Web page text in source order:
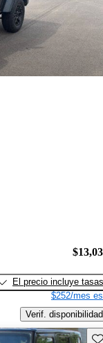
El precio incluye tasas
$252/mes
Verif. disponibilidad